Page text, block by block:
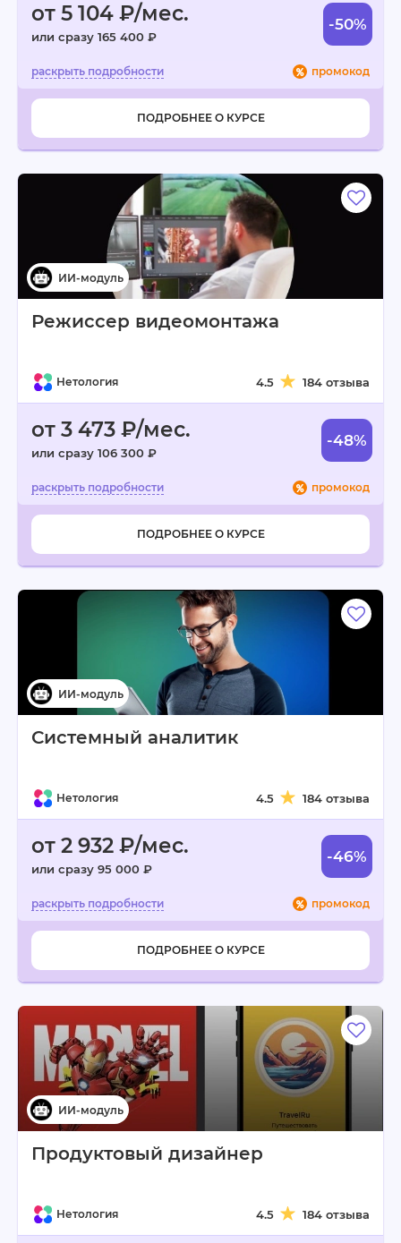
от 5 104 ₽/мес.
или сразу 165 400 ₽
-50%
промокод
ПОДРОБНЕЕ О КУРСЕ
Режиссер видеомонтажа
Нетология 4.5 184 отзыва
от 3 473 ₽/мес.
или сразу 106 300 ₽
-48%
промокод
ПОДРОБНЕЕ О КУРСЕ
Системный аналитик
Нетология 4.5 184 отзыва
от 2 932 ₽/мес.
или сразу 95 000 ₽
-46%
промокод
ПОДРОБНЕЕ О КУРСЕ
Продуктовый дизайнер
Нетология 4.5 184 отзыва